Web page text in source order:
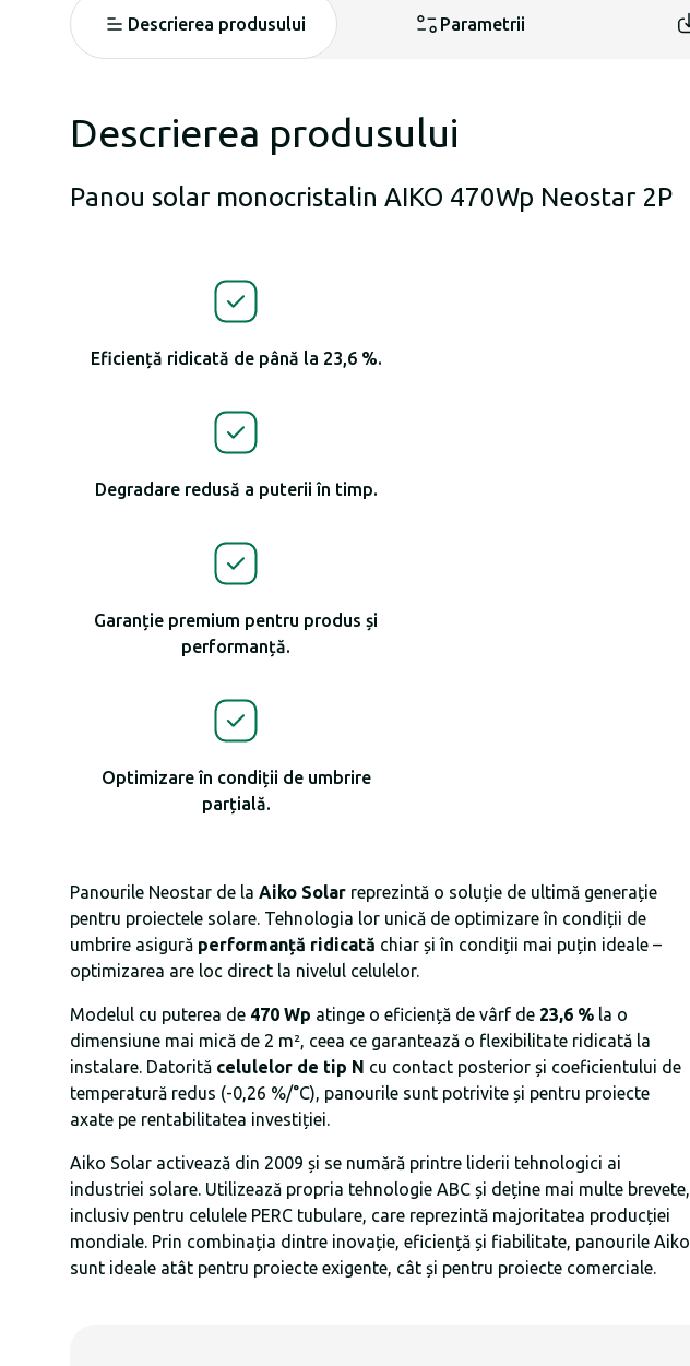
Descrierea produsului Parametrii
Descrierea produsului
Panou solar monocristalin AIKO 470Wp Neostar 2P
Eficiență ridicată de până la 23,6 %.
Degradare redusă a puterii în timp.
Garanție premium pentru produs și
performanță.
Optimizare în condiții de umbrire
parțială.
Panourile Neostar de la Aiko Solar reprezintă o soluție de ultimă generație
pentru proiectele solare. Tehnologia lor unică de optimizare în condiții de
umbrire asigură performanță ridicată chiar și în condiții mai puțin ideale –
optimizarea are loc direct la nivelul celulelor.
Modelul cu puterea de 470 Wp atinge o eficiență de vârf de 23,6 % la o
dimensiune mai mică de 2 m², ceea ce garantează o flexibilitate ridicată la
instalare. Datorită celulelor de tip N cu contact posterior și coeficientului de
temperatură redus (-0,26 %/°C), panourile sunt potrivite și pentru proiecte
axate pe rentabilitatea investiției.
Aiko Solar activează din 2009 și se numără printre liderii tehnologici ai
industriei solare. Utilizează propria tehnologie ABC și deține mai multe brevete,
inclusiv pentru celulele PERC tubulare, care reprezintă majoritatea producției
mondiale. Prin combinația dintre inovație, eficiență și fiabilitate, panourile Aiko
sunt ideale atât pentru proiecte exigente, cât și pentru proiecte comerciale.